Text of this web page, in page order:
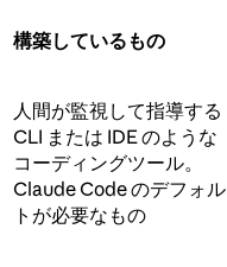
構築しているもの
人間が監視して指導する
CLI または IDE のような
コーディングツール。
Claude Code のデフォル
トが必要なもの